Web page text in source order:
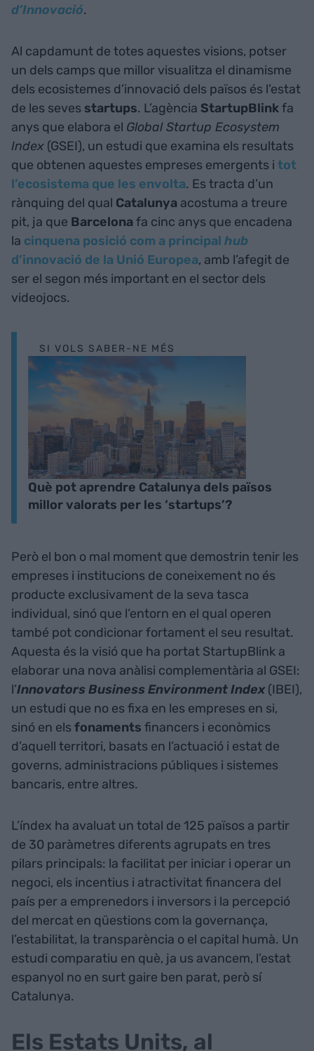
d’Innovació.
Al capdamunt de totes aquestes visions, potser
un dels camps que millor visualitza el dinamisme
dels ecosistemes d’innovació dels països és l’estat
de les seves startups. L’agència StartupBlinkfa
anys que elabora el Global Startup Ecosystem
Index (GSEI), un estudi que examina els resultats
que obtenen aquestes empreses emergents i tot
l’ecosistema que les envolta. Es tracta d’un
rànquing del qual Catalunya acostuma a treure
pit, ja que Barcelonafa cinc anys que encadena
la cinquena posició com a principal hub
d’innovació de la Unió Europea, amb l’afegit de
ser el segon més important en el sector dels
videojocs.
SI VOLS SABER-NE MÉS
Què pot aprendre Catalunya dels països
millor valorats per les ‘startups’?
Però el bon o mal moment que demostrin tenir les
empreses i institucions de coneixement no és
producte exclusivament de la seva tasca
individual, sinó que l’entorn en el qual operen
també pot condicionar fortament el seu resultat.
Aquesta és la visió que ha portat StartupBlink a
elaborar una nova anàlisi complementària al GSEI:
l’Innovators Business Environment Index (IBEI),
un estudi que no es fixa en les empreses en si,
sinó en elsfonaments financers i econòmics
d’aquell territori, basats en l’actuació i estat de
governs, administracions públiques i sistemes
bancaris, entre altres.
L’índex ha avaluat un total de 125 països a partir
de 30 paràmetres diferents agrupats en tres
pilars principals: la facilitat per iniciar i operar un
negoci, els incentius i atractivitat financera del
país per a emprenedors i inversors i la percepció
del mercat en qüestions com la governança,
l’estabilitat, la transparència o el capital humà. Un
estudi comparatiu en què, ja us avancem, l’estat
espanyol no en surt gaire ben parat, però sí
Catalunya.
Els Estats Units, al